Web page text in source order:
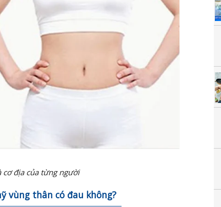
cơ địa của từng người
thân có đau không?